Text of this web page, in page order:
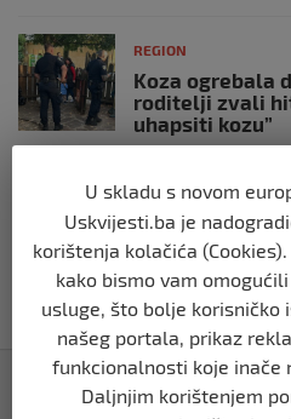
REGION
Koza ogrebala
roditelji zvali
uhapsiti kozu”
REGION
Vučić
Srbije je
prije 10 mjeseci
Izdvojeno
U skladu s novom
Uskvijesti.ba je
korištenja kolačića
kako bismo vam
usluge, što bolje korisničko
našeg portala, prikaz
funkcionalnosti koje inače
Daljnjim korištenjem